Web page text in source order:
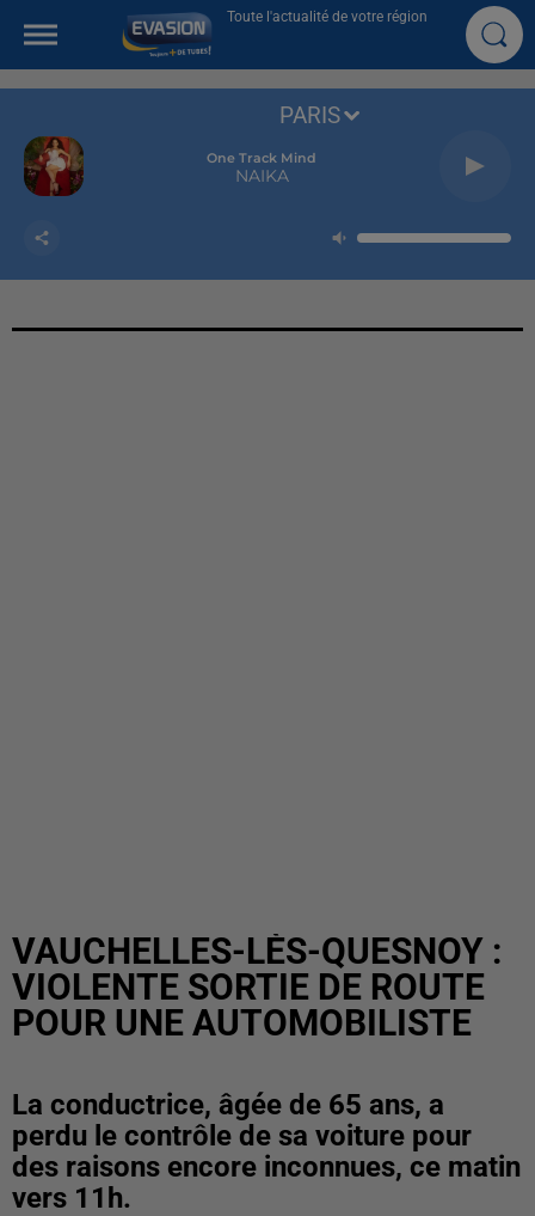
Toute l'actualité de votre région
One Track Mind
NAIKA
PARIS
VAUCHELLES-LÈS-QUESNOY :
VIOLENTE SORTIE DE ROUTE
POUR UNE AUTOMOBILISTE
La conductrice, âgée de 65 ans, a
perdu le contrôle de sa voiture pour
des raisons encore inconnues, ce matin
vers 11h.